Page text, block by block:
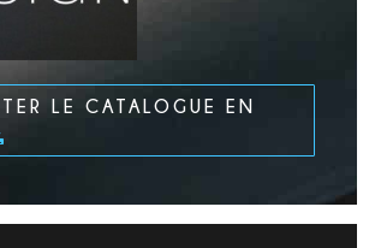
LE CATALOGUE EN